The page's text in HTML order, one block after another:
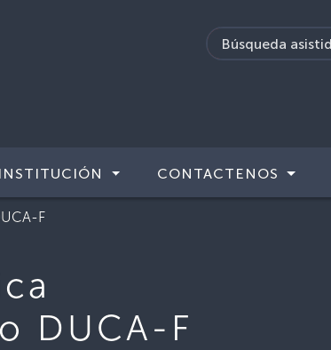
INSTITUCIÓN CONTACTENOS
F
DUCA-F